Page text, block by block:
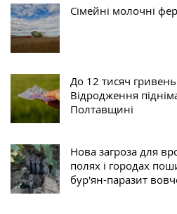
Сімейні молочні
До 12 тисяч гривень
Відродження
Полтавщині
Нова загроза для
полях і городах
бур'ян-паразит